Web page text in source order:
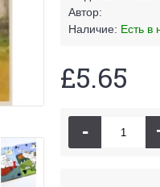
Автор:
Наличие: Есть в
£5.65
-